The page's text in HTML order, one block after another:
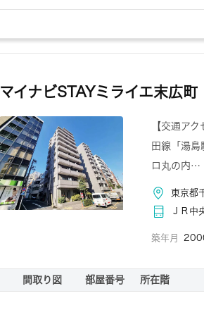
マイナビSTAYミライエ末広町
【交通ア
田線「湯
ロ丸の内…
東京都
ＪＲ
築年月
間取り図 部屋番号 所在階